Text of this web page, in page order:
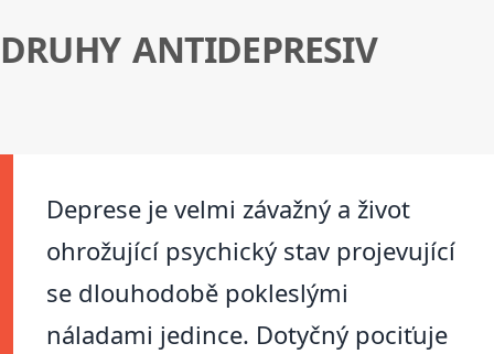
DRUHY ANTIDEPRESIV
Deprese je velmi závažný a život
ohrožující psychický stav projevující
se dlouhodobě pokleslými
náladami jedince. Dotyčný pociťuje